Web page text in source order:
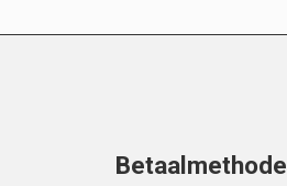
Betaalmethode